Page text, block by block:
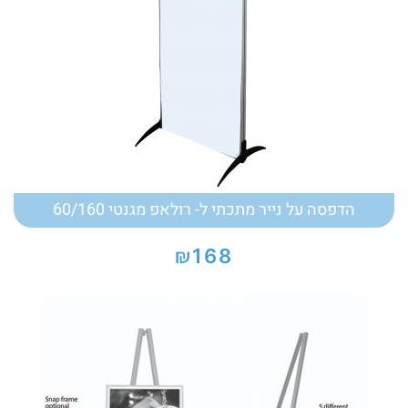
הדפסה על נייר מתכתי ל- רולאפ מגנטי 60/160
₪168